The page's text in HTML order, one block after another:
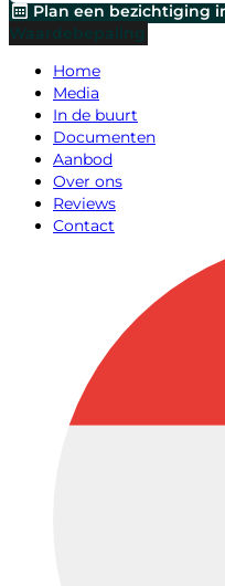
Plan een bezichtiging
Waardebepaling
Home
Media
In de buurt
Documenten
Aanbod
Over ons
Reviews
Contact